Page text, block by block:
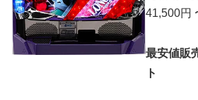
41,500円
最安値販
ト